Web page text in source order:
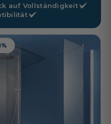
auf Vollständigkeit